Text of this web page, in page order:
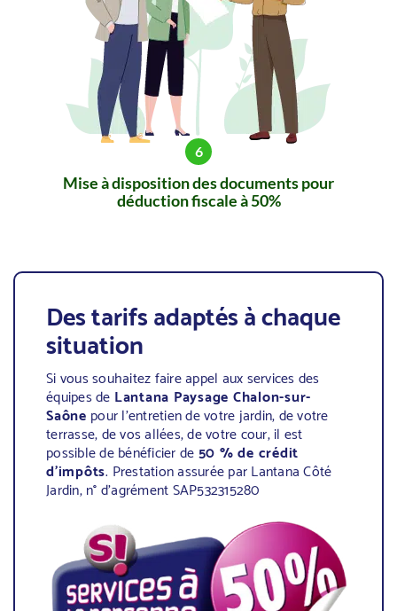
Mise à disposition des documents pour
déduction fiscale à 50%
Des tarifs adaptés à chaque
situation
Si vous souhaitez faire appel aux services des
équipes de Lantana Paysage Chalon-sur-
Saône pour l’entretien de votre jardin, de votre
terrasse, de vos allées, de votre cour, il est
possible de bénéficier de50 % de crédit
d’impôts. Prestation assurée par Lantana Côté
Jardin, n° d’agrément SAP532315280